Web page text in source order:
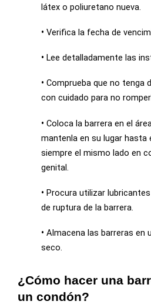
látex o poliuretano nueva.
• Verifica la fecha de
• Lee detalladamente las
• Comprueba que no tenga
con cuidado para no
• Coloca la barrera en el
mantenla en su lugar hasta
siempre el mismo lado en
genital.
• Procura utilizar
de ruptura de la barrera.
• Almacena las barreras en
seco.
¿Cómo hacer una
un condón?